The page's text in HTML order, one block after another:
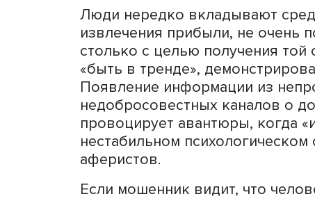
Она пояснила, что
ввести потенциальную
получить быстрый
стрессовых ситуациях,
подогревает желание
повышается риск стать
поведение влияют
чувство безысходности, а
и способность/